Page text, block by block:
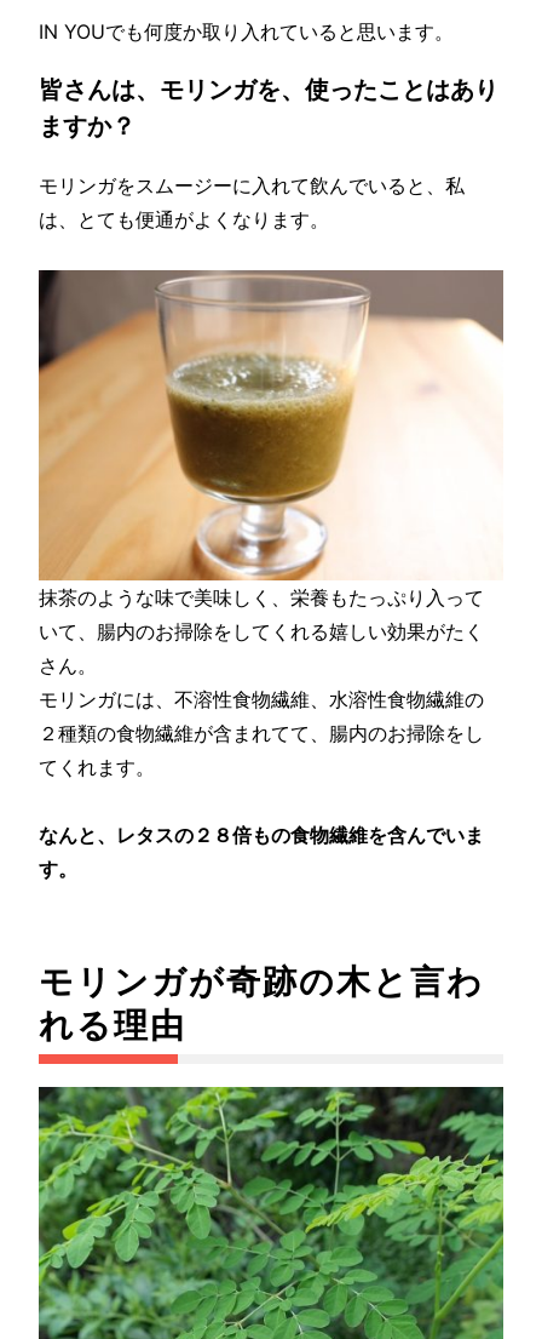
IN YOUでも何度か取り入れていると思います。
皆さんは、モリンガを、使ったことはあり
ますか？
モリンガをスムージーに入れて飲んでいると、私
は、とても便通がよくなります。
抹茶のような味で美味しく、栄養もたっぷり入って
いて、腸内のお掃除をしてくれる嬉しい効果がたく
さん。
モリンガには、不溶性食物繊維、水溶性食物繊維の
２種類の食物繊維が含まれてて、腸内のお掃除をし
てくれます。
なんと、レタスの２８倍もの食物繊維を含んでいま
す。
モリンガが奇跡の木と言わ
れる理由